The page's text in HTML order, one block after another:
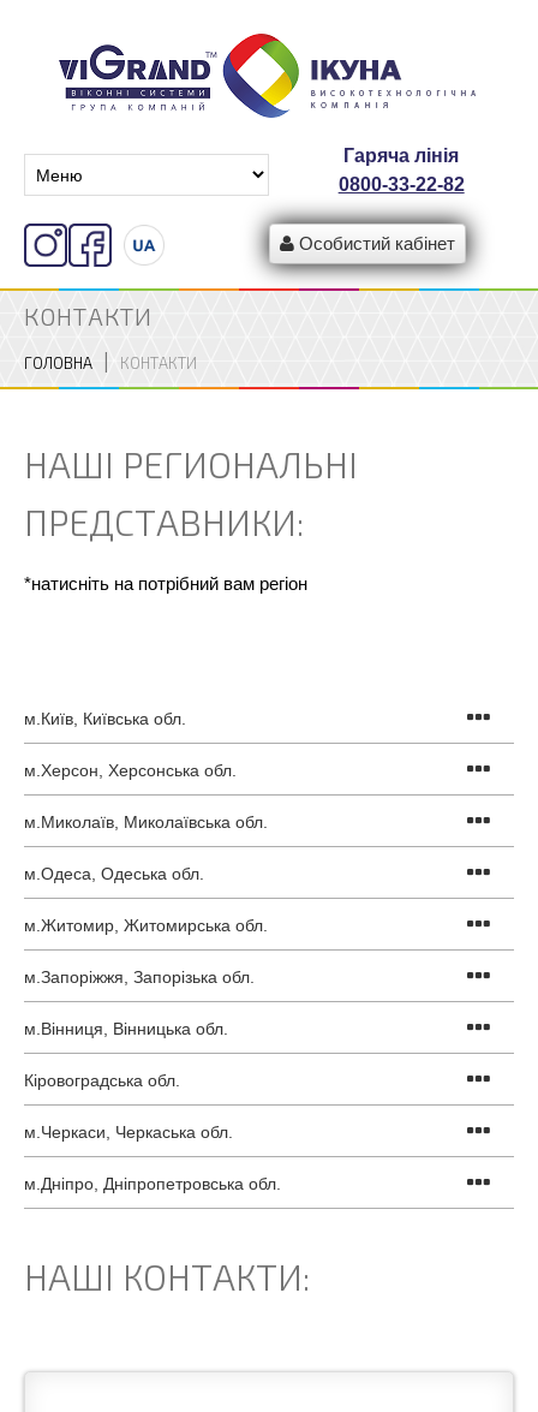
Гаряча лінія
0800-33-22-82
Особистий кабінет
КОНТАКТИ
ГОЛОВНА КОНТАКТИ
НАШІ РЕГИОНАЛЬНІ
ПРЕДСТАВНИКИ:
*натисніть на потрібний вам регіон
м.Київ, Київська обл.
м.Херсон, Херсонська обл.
м.Миколаїв, Миколаївська обл.
м.Одеса, Одеська обл.
м.Житомир, Житомирська обл.
м.Запоріжжя, Запорізька обл.
м.Вінниця, Вінницька обл.
Кіровоградська обл.
м.Черкаси, Черкаська обл.
м.Дніпро, Дніпропетровська обл.
НАШІ КОНТАКТИ: